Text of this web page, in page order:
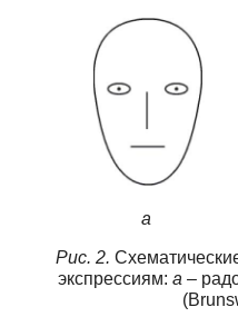
a
Рис. 2.
экспрессиям: а –